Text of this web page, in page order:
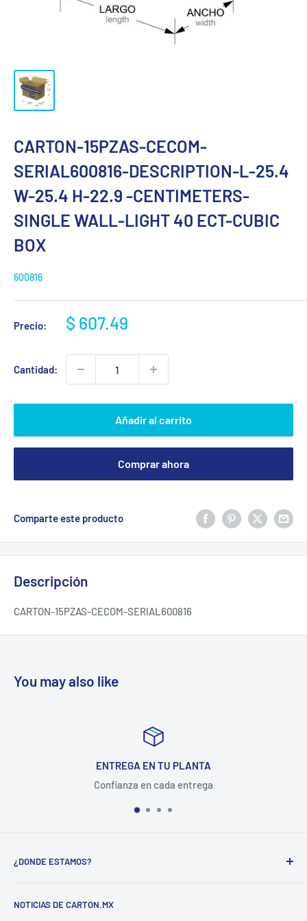
CARTON-15PZAS-CECOM-
SERIAL600816-DESCRIPTION-L-25.4
W-25.4 H-22.9 -CENTIMETERS-
SINGLE WALL-LIGHT 40 ECT-CUBIC
BOX
600816
Precio:
Precio
venta
$ 607.49
Cantidad:
Añadir al carrito
Comprar ahora
Comparte este producto
Descripción
CARTON-15PZAS-CECOM-SERIAL600816
You may also like
ENTREGA EN TU PLANTA
Confianza en cada entrega
¿DONDE ESTAMOS?
NOTICIAS DE CARTON.MX